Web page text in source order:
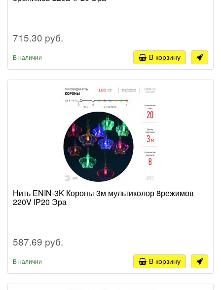
715.30 руб.
В наличии В корзину
Нить ENIN-3K Короны 3м мультиколор 8режимов
220V IP20 Эра
587.69 руб.
В наличии В корзину